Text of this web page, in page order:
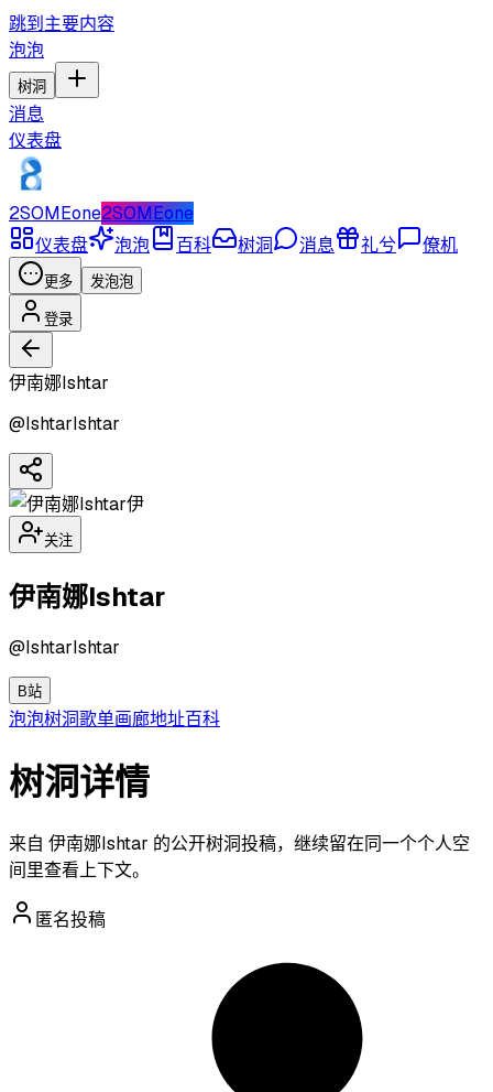
跳到主要内容
泡泡
树洞
消息
仪表盘
2SOMEone2SOMEone
仪表盘
泡泡 百科 树洞 消息 礼兮 僚机
更多 发泡泡
登录
伊南娜Ishtar
@IshtarIshtar
伊
关注
伊南娜Ishtar
@IshtarIshtar
B站
泡泡树洞歌单画廊地址百科
树洞详情
来自 伊南娜Ishtar 的公开树洞投稿，继续留在同一个个人空
间里查看上下文。
匿名投稿